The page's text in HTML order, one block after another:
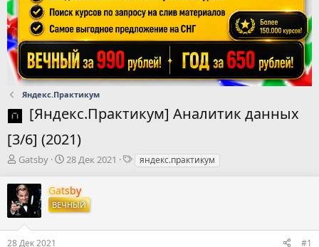
Яндекс.Практикум
[Яндекс.Практикум] Аналитик данных
[3/6] (2021)
А
т
о
р
Gatsby
Д
т
а
н
28 Дек 2021
Тяндекс.практикум
Gatsby
ВЕЧНЫЙ
28 Дек 2021 #1